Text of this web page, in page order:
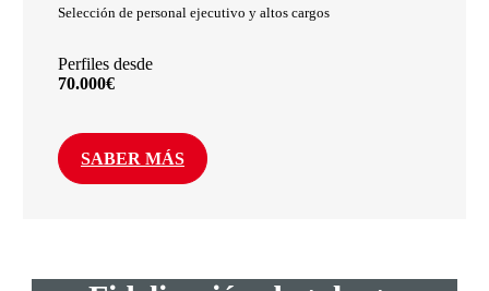
Selección de personal ejecutivo y altos cargos
Perfiles desde
70.000€
SABER MÁS